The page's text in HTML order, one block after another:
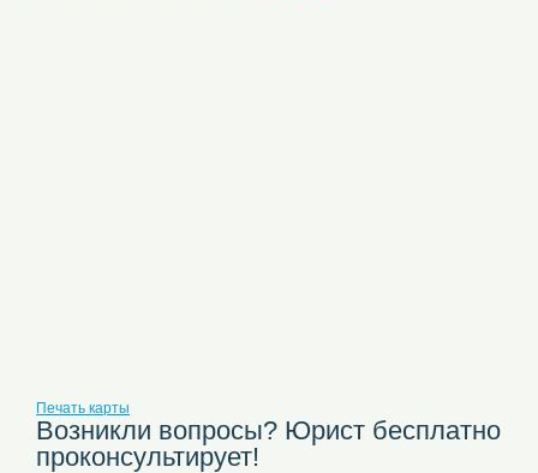
Печать карты
Возникли вопросы? Юрист бесплатно
проконсультирует!